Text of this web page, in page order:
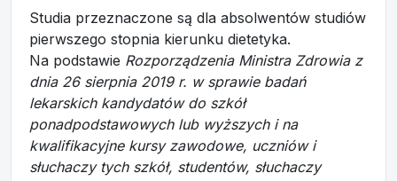
Studia przeznaczone są dla absolwentów studiów
pierwszego stopnia kierunku dietetyka.
Na podstawie Rozporządzenia Ministra Zdrowia z
dnia 26 sierpnia 2019 r. w sprawie badań
lekarskich kandydatów do szkół
ponadpodstawowych lub wyższych i na
kwalifikacyjne kursy zawodowe, uczniów i
słuchaczy tych szkół, studentów, słuchaczy